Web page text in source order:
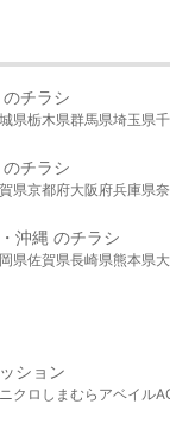
チラシ
県栃木県群馬県埼玉県
チラシ
県京都府大阪府兵庫県
沖縄 のチラシ
県佐賀県長崎県熊本県
ション
クロ しまむら アベイル